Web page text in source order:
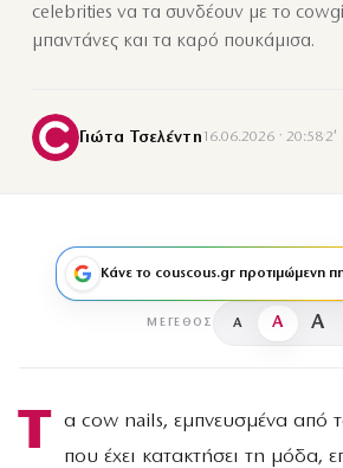
celebrities να τα συνδέουν με το
μπαντάνες και τα καρό πουκάμισα.
Γιώτα Τσελέντη16.06.2026 · 20:58·
Κάνε το couscous.gr προτιμώμενη
ΜΈΓΕΘΟΣ A A A
Τ
α cow nails, εμπνευσμένα από
που έχει κατακτήσει τη μόδα,